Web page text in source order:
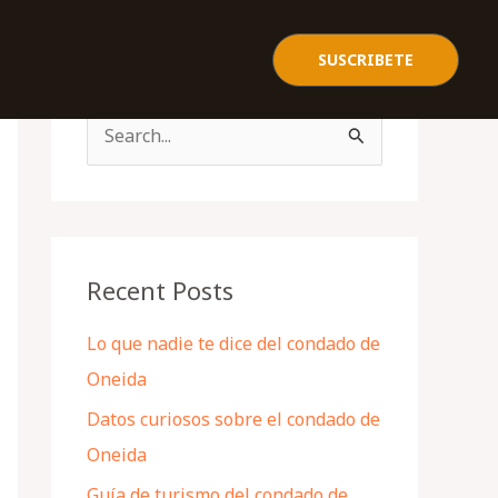
SUSCRIBETE
c
f
o
r
:
Recent Posts
Lo que nadie te dice del condado de
Oneida
Datos curiosos sobre el condado de
Oneida